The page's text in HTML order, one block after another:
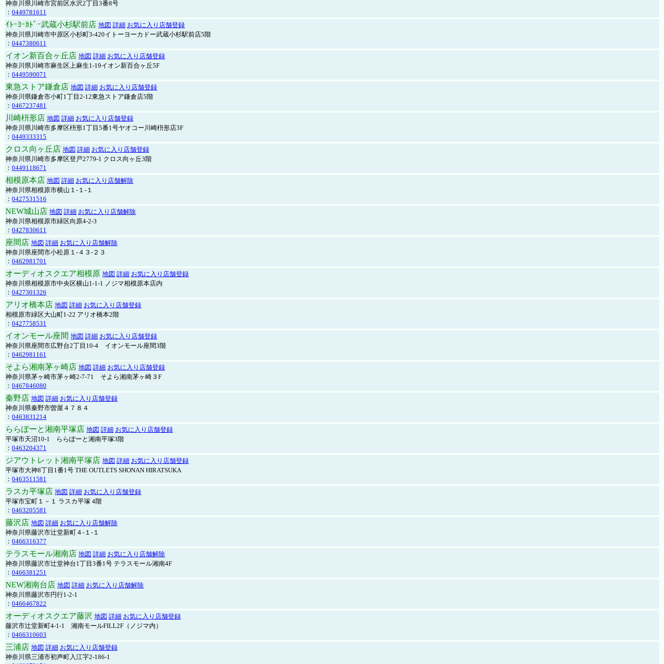
神奈川県川崎市宮前区水沢2丁目3番8号
： 0449781611
ｲﾄｰﾖｰｶﾄﾞｰ武蔵小杉駅前店 地図 詳細 お気に入り店舗登録
神奈川県川崎市中原区小杉町3-420イトーヨーカドー武蔵小杉駅前店5階
： 0447380611
イオン新百合ヶ丘店 地図 詳細 お気に入り店舗登録
神奈川県川崎市麻生区上麻生1-19イオン新百合ヶ丘5F
： 0449590071
東急ストア鎌倉店 地図 詳細 お気に入り店舗登録
神奈川県鎌倉市小町1丁目2-12東急ストア鎌倉店5階
： 0467237481
川崎枡形店 地図 詳細 お気に入り店舗登録
神奈川県川崎市多摩区枡形1丁目5番1号ヤオコー川崎枡形店3F
： 0449333315
クロス向ヶ丘店 地図 詳細 お気に入り店舗登録
神奈川県川崎市多摩区登戸2779-1 クロス向ヶ丘3階
： 0449118671
相模原本店 地図 詳細 お気に入り店舗解除
神奈川県相模原市横山１-１-１
： 0427531516
NEW城山店 地図 詳細 お気に入り店舗解除
神奈川県相模原市緑区向原4-2-3
： 0427830611
座間店 地図 詳細 お気に入り店舗解除
神奈川県座間市小松原１-４３-２３
： 0462981701
オーディオスクエア相模原 地図 詳細 お気に入り店舗登録
神奈川県相模原市中央区横山1-1-1 ノジマ相模原本店内
： 0427301326
アリオ橋本店 地図 詳細 お気に入り店舗登録
相模原市緑区大山町1-22 アリオ橋本2階
： 0427758531
イオンモール座間 地図 詳細 お気に入り店舗登録
神奈川県座間市広野台2丁目10-4 イオンモール座間3階
： 0462981161
そよら湘南茅ヶ崎店 地図 詳細 お気に入り店舗登録
神奈川県茅ヶ崎市茅ヶ崎2‐7‐71 そよら湘南茅ヶ崎３F
： 0467846080
秦野店 地図 詳細 お気に入り店舗登録
神奈川県秦野市曽屋４７８４
： 0463831214
ららぽーと湘南平塚店 地図 詳細 お気に入り店舗登録
平塚市天沼10-1 ららぽーと湘南平塚3階
： 0463204371
ジアウトレット湘南平塚店 地図 詳細 お気に入り店舗登録
平塚市大神8丁目1番1号 THE OUTLETS SHONAN HIRATSUKA
： 0463511581
ラスカ平塚店 地図 詳細 お気に入り店舗登録
平塚市宝町１－１ ラスカ平塚 4階
： 0463205581
藤沢店 地図 詳細 お気に入り店舗解除
神奈川県藤沢市辻堂新町４-１-１
： 0466316377
テラスモール湘南店 地図 詳細 お気に入り店舗解除
神奈川県藤沢市辻堂神台1丁目3番1号 テラスモール湘南4F
： 0466381251
NEW湘南台店 地図 詳細 お気に入り店舗解除
神奈川県藤沢市円行1-2-1
： 0466467822
オーディオスクエア藤沢 地図 詳細 お気に入り店舗登録
藤沢市辻堂新町4-1-1 湘南モールFILL2F（ノジマ内）
： 0466310603
三浦店 地図 詳細 お気に入り店舗登録
神奈川県三浦市初声町入江字2-186-1